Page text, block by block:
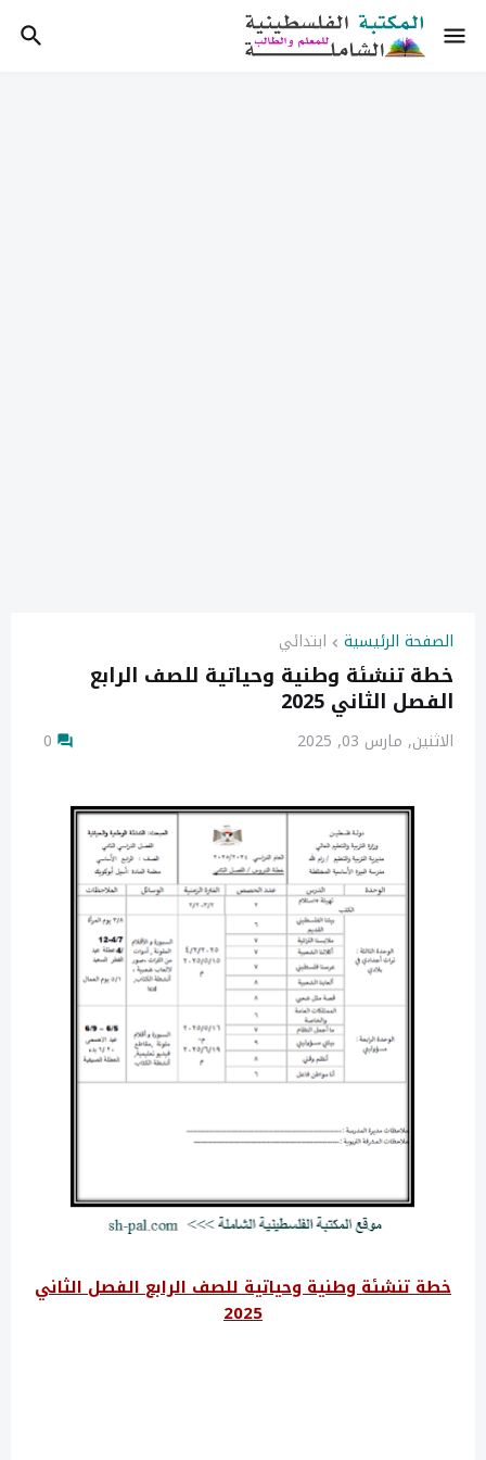
الصفحة الرئيسية ابتدائي
خطة تنشئة وطنية وحياتية للصف الرابع
الفصل الثاني 2025
الاثنين, مارس 03, 2025 0
خطة تنشئة وطنية وحياتية للصف الرابع الفصل الثاني
2025